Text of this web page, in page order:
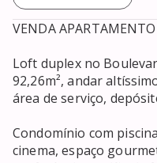
VENDA
Loft duplex no
92,26m², andar
área de serviço,
Condomínio com
cinema, espaço